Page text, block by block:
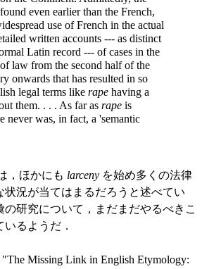
even earlier than the French,
use of French in the actual
written accounts --- as distinct
Latin record --- of cases in the
law from the second half of the
onwards that has resulted in so
legal terms like rape having a
them. . . . As far as rape is
never was, in fact, a 'semantic
，ほかにも larceny を始め多くの法律
状況が当てはまるだろうと述べてい
の研究について，まだまだやるべきこ
るようだ．
Missing Link in English Etymology: